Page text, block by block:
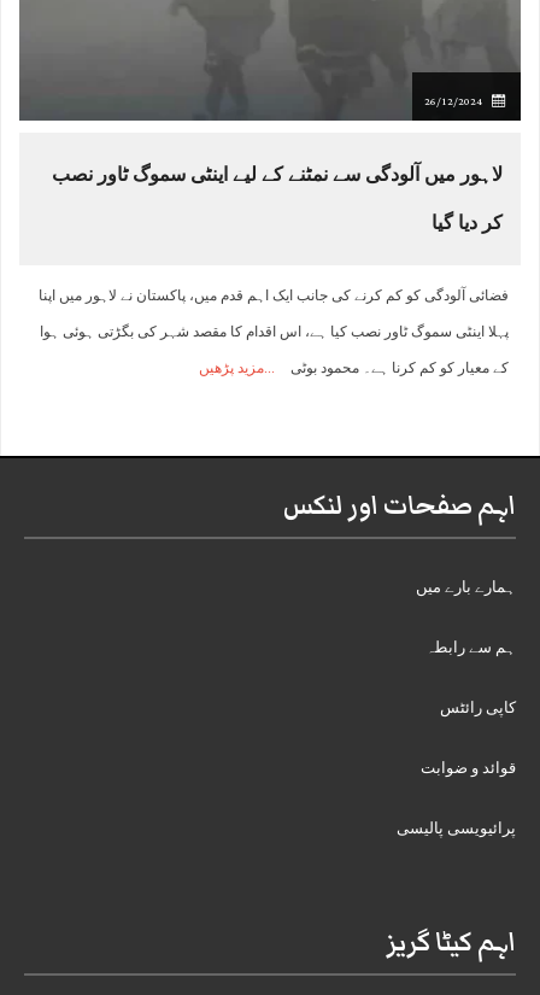
26/12/2024
لاہور میں آلودگی سے نمٹنے کے لیے اینٹی سموگ ٹاور نصب
کر دیا گیا
فضائی آلودگی کو کم کرنے کی جانب ایک اہم قدم میں، پاکستان نے لاہور میں اپنا
پہلا اینٹی سموگ ٹاور نصب کیا ہے، اس اقدام کا مقصد شہر کی بگڑتی ہوئی ہوا
کے معیار کو کم کرنا ہے۔ محمود بوٹی مزید پڑھیں
اہم صفحات اور لنکس
ہمارے بارے میں
ہم سے رابطہ
کاپی رائٹس
قوائد و ضوابت
پرائیویسی پالیسی
اہم کیٹا گریز